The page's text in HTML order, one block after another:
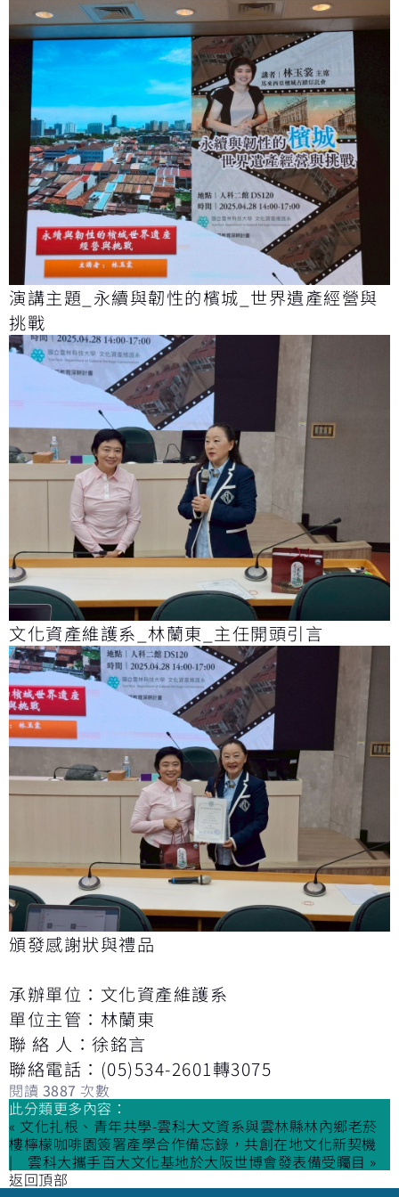
演講主題_永續與韌性的檳城_世界遺產經營與
挑戰
文化資產維護系_林蘭東_主任開頭引言
頒發感謝狀與禮品
承辦單位：文化資產維護系
單位主管：林蘭東
聯 絡 人：徐銘言
聯絡電話：(05)534-2601轉3075
閱讀 3887 次數
此分類更多內容：
« 文化扎根、青年共學-雲科大文資系與雲林縣林內鄉老菸
樓檸檬咖啡園簽署產學合作備忘錄，共創在地文化新契機
雲科大攜手百大文化基地於大阪世博會發表備受矚目 »
返回頂部